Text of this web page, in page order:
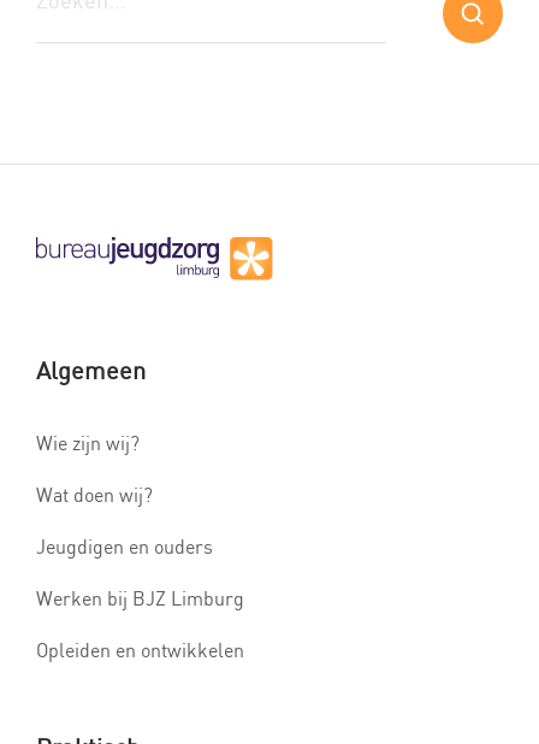
Algemeen
Wie zijn wij?
Wat doen wij?
Jeugdigen en ouders
Werken bij BJZ Limburg
Opleiden en ontwikkelen